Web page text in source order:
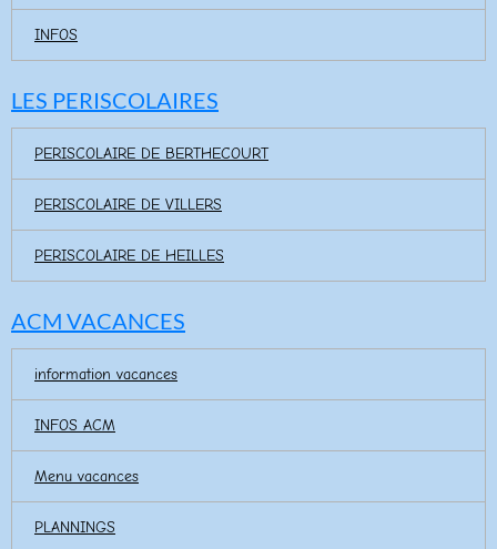
INFOS
LES PERISCOLAIRES
PERISCOLAIRE DE BERTHECOURT
PERISCOLAIRE DE VILLERS
PERISCOLAIRE DE HEILLES
ACM VACANCES
information vacances
INFOS ACM
Menu vacances
PLANNINGS